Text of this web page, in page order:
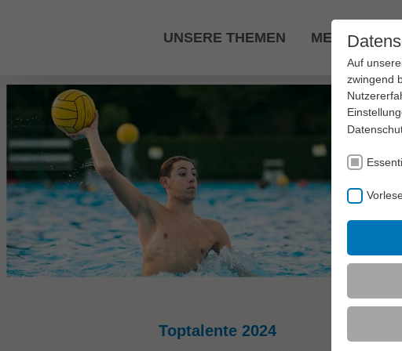
UNSERE THEMEN MEDIEN
Toptalente 2024
Auf
zwingend